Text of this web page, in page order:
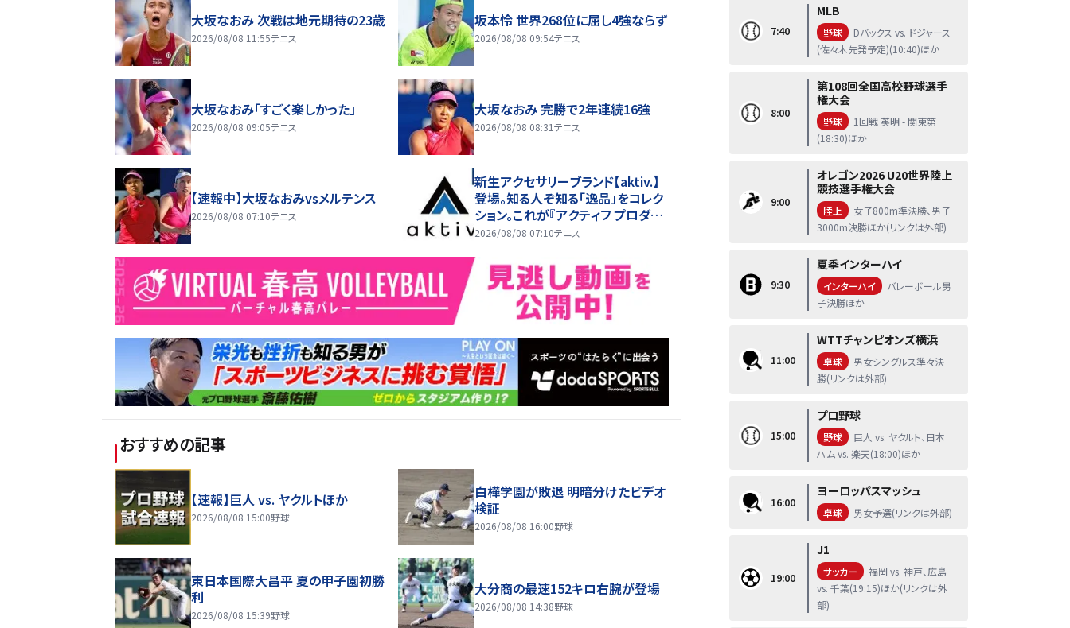
大坂なおみ 次戦は地元期待の23歳
2026/08/08 11:55テニス
坂本怜 世界268位に屈し4強ならず
2026/08/08 09:54テニス
大坂なおみ「すごく楽しかった」
2026/08/08 09:05テニス
大坂なおみ 完勝で2年連続16強
2026/08/08 08:31テニス
【速報中】大坂なおみvsメルテンス
2026/08/08 07:10テニス
新生アクセサリーブランド【aktiv.】
登場。知る人ぞ知る「逸品」をコレク
ション。これが『アクティフ プロダク
ツ』だ！【『aktiv.』 ／MONTHLY TE
EYE】
2026/08/08 07:10テニス
おすすめの記事
【速報】巨人 vs. ヤクルトほか
2026/08/08 15:00野球
白樺学園が敗退 明暗分けたビデオ
検証
2026/08/08 16:00野球
東日本国際大昌平 夏の甲子園初勝
利
2026/08/08 15:39野球
大分商の最速152キロ右腕が登場
2026/08/08 14:38野球
7:40
MLB
野球
Dバックス vs. ドジャース
(佐々木先発予定)(10:40)ほか
8:00
第108回全国高校野球選手
権大会
野球
1回戦 英明 - 関東第一
(18:30)ほか
9:00
オレゴン2026 U20世界陸上
競技選手権大会
陸上
女子800m準決勝、男子
3000m決勝ほか(リンクは外部)
9:30
夏季インターハイ
インターハイ
バレーボール男
子決勝ほか
11:00
WTTチャンピオンズ横浜
卓球
男女シングルス準々決
勝(リンクは外部)
15:00
プロ野球
野球
巨人 vs. ヤクルト、日本
ハム vs. 楽天(18:00)ほか
16:00
ヨーロッパスマッシュ
卓球 男女予選(リンクは外部)
19:00
J1
サッカー
福岡 vs. 神戸、広島
vs. 千葉(19:15)ほか(リンクは外
部)